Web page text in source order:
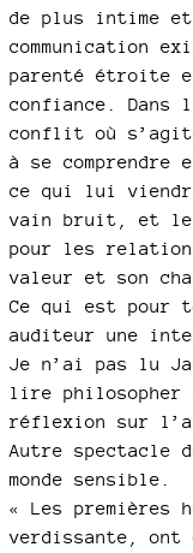
de plus intime
communication
parenté étroite
confiance. Dans
conflit où
à se
ce qui lui
vain bruit, et le
pour les
valeur et son
Ce qui est pour
auditeur une
Je n’ai pas lu
lire philosopher
réflexion sur
Autre spectacle
monde sensible.
« Les
verdissante, ont